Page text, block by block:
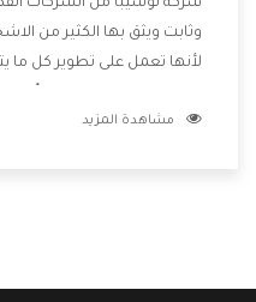
شركة توشيبا من الشركات
وثابت ويثق بها الكثير من
لأنها تعمل على تطوير كل ما
وتقدم للعملاء أقوى
مشاهدة المزيد